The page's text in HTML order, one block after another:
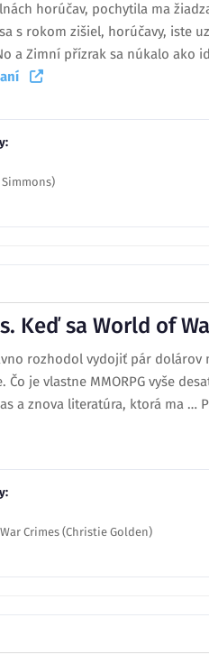
horúčav, pochytila ma
s rokom zišiel, horúčavy, iste
a Zimní přízrak sa núkalo ako
Keď sa World of
rozhodol vydojiť pár
Čo je vlastne MMORPG vyše
a znova literatúra, ktorá ma …
Crimes (Christie Golden)